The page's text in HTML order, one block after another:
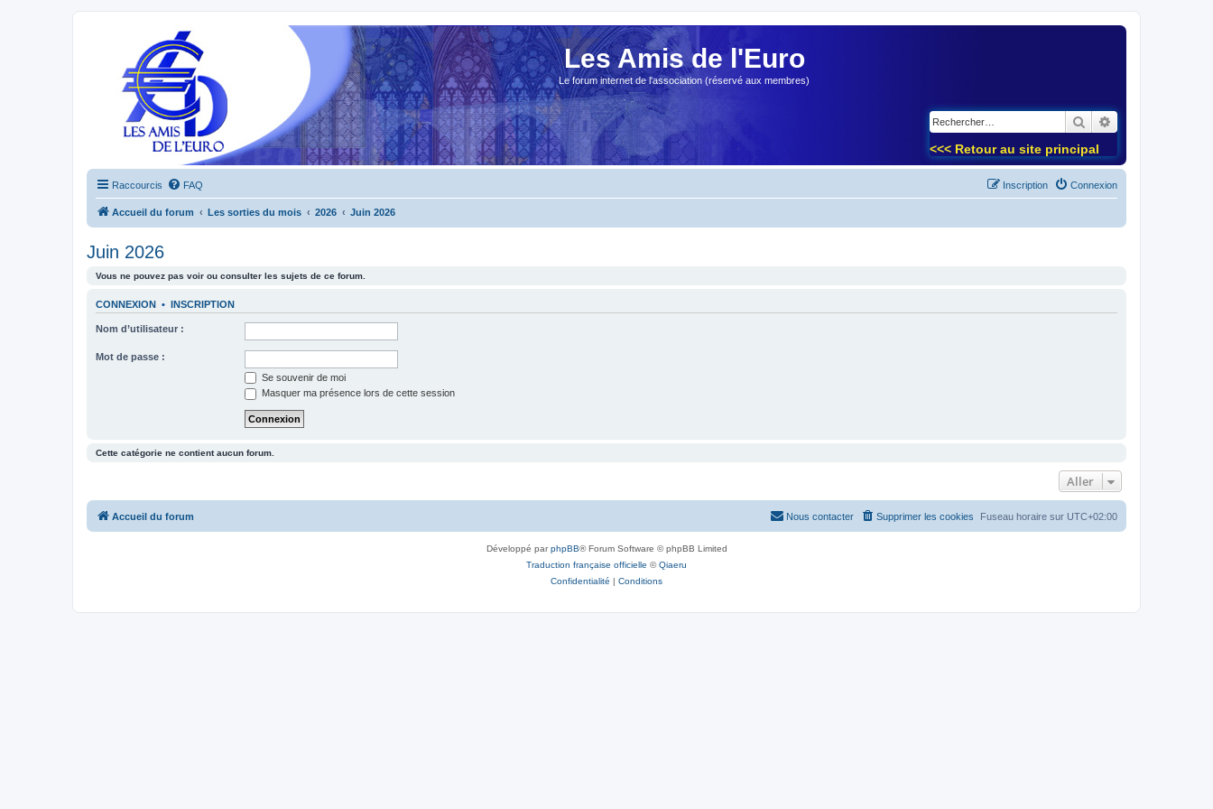
Les Amis de l'Euro
Le forum internet de l'association (réservé aux membres)
Rechercher
<<< Retour au site principal
Raccourcis FAQ Connexion
Inscription
Accueil du forum Les sorties du mois 2026 Juin 2026
Juin 2026
Vous ne pouvez pas voir ou consulter les sujets de ce forum.
CONNEXION • INSCRIPTION
Nom d’utilisateur :
Mot de passe :
Se souvenir de moi
Masquer ma présence lors de cette session
Cette catégorie ne contient aucun forum.
Aller
Accueil du forum Fuseau horaire sur UTC+02:00
Supprimer les cookies
Nous contacter
Développé parphpBB® Forum Software © phpBB Limited
Traduction française officielle ©Qiaeru
Confidentialité | Conditions